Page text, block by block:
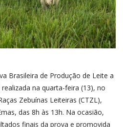
Brasileira de Produção de Leite a
na quarta-feira (13), no
Zebuínas Leiteiras (CTZL),
das 8h às 13h. Na ocasião,
finais da prova e promovida